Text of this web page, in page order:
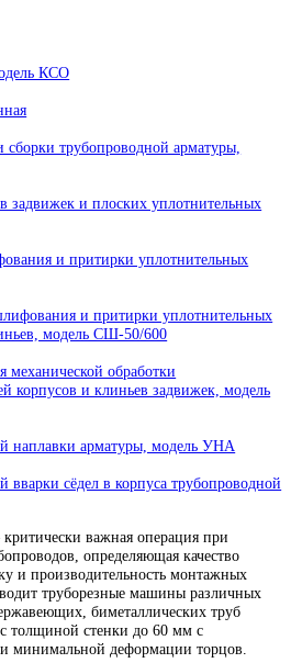
арматуры и методы их
модель КСО
и притирки
модель СШ-50/600
для механической обработки
корпусов и клиньев задвижек,
наплавки арматуры, модель УНА
вварки сёдел в корпуса